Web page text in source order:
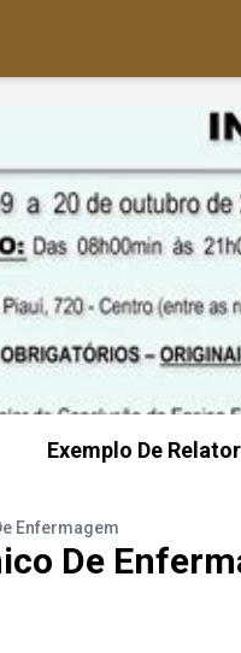
Exemplo De
Enfermagem
De